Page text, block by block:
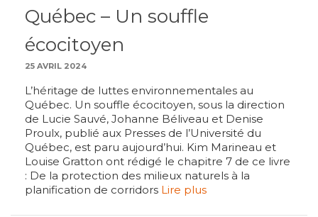
Québec – Un souffle
écocitoyen
25 AVRIL 2024
L’héritage de luttes environnementales au
Québec. Un souffle écocitoyen, sous la direction
de Lucie Sauvé, Johanne Béliveau et Denise
Proulx, publié aux Presses de l’Université du
Québec, est paru aujourd’hui. Kim Marineau et
Louise Gratton ont rédigé le chapitre 7 de ce livre
: De la protection des milieux naturels à la
planification de corridors Lire plus